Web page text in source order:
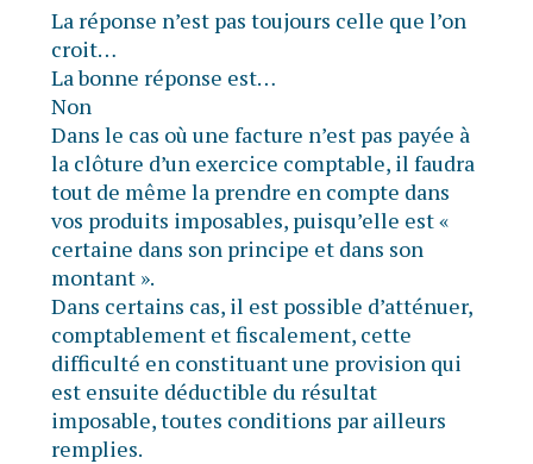
La réponse n’est pas toujours celle que l’on
croit…
La bonne réponse est…
Non
Dans le cas où une facture n’est pas payée à
la clôture d’un exercice comptable, il faudra
tout de même la prendre en compte dans
vos produits imposables, puisqu’elle est «
certaine dans son principe et dans son
montant ».
Dans certains cas, il est possible d’atténuer,
comptablement et fiscalement, cette
difficulté en constituant une provision qui
est ensuite déductible du résultat
imposable, toutes conditions par ailleurs
remplies.